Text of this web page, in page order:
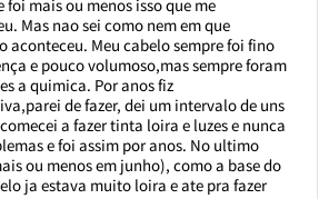
foi mais ou menos isso que me
Mas nao sei como nem em que
aconteceu. Meu cabelo sempre foi fino
e pouco volumoso,mas sempre foram
a quimica. Por anos fiz
de fazer, dei um intervalo de uns
a fazer tinta loira e luzes e nunca
e foi assim por anos. No ultimo
ou menos em junho), como a base do
ja estava muito loira e ate pra fazer